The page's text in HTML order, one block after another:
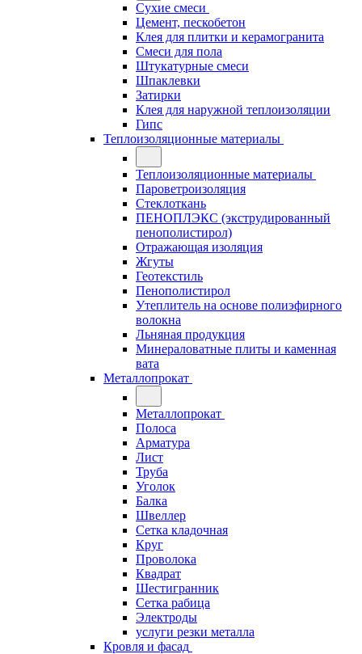
Сухие смеси
Цемент, пескобетон
Клея для плитки и керамогранита
Смеси для пола
Штукатурные смеси
Шпаклевки
Затирки
Клея для наружной теплоизоляции
Гипс
Теплоизоляционные материалы
Теплоизоляционные материалы
Пароветроизоляция
Стеклоткань
ПЕНОПЛЭКС (экструдированный
пенополистирол)
Отражающая изоляция
Жгуты
Геотекстиль
Пенополистирол
Утеплитель на основе полиэфирного
волокна
Льняная продукция
Минераловатные плиты и каменная
вата
Металлопрокат
Металлопрокат
Полоса
Арматура
Лист
Труба
Уголок
Балка
Швеллер
Сетка кладочная
Круг
Проволока
Квадрат
Шестигранник
Сетка рабица
Электроды
услуги резки металла
Кровля и фасад